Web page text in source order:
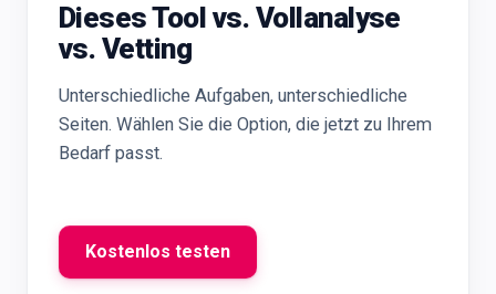
Dieses Tool vs. Vollanalyse
vs. Vetting
Unterschiedliche Aufgaben, unterschiedliche
Seiten. Wählen Sie die Option, die jetzt zu Ihrem
Bedarf passt.
Kostenlos testen